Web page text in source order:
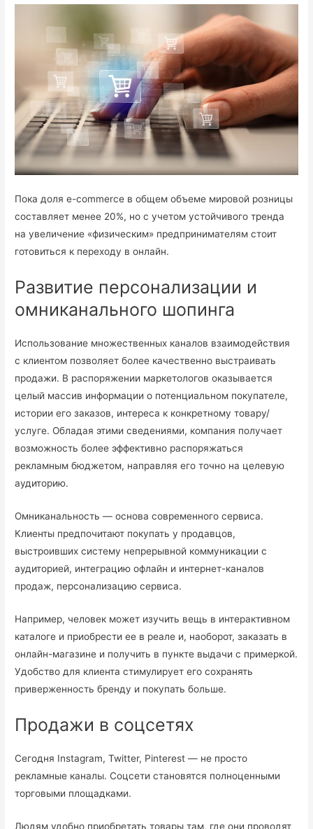
Пока доля e-commerce в общем объеме мировой розницы
составляет менее 20%, но с учетом устойчивого тренда
на увеличение «физическим» предпринимателям стоит
готовиться к переходу в онлайн.
Развитие персонализации и
омниканального шопинга
Использование множественных каналов взаимодействия
с клиентом позволяет более качественно выстраивать
продажи. В распоряжении маркетологов оказывается
целый массив информации о потенциальном покупателе,
истории его заказов, интереса к конкретному товару/
услуге. Обладая этими сведениями, компания получает
возможность более эффективно распоряжаться
рекламным бюджетом, направляя его точно на целевую
аудиторию.
Омниканальность — основа современного сервиса.
Клиенты предпочитают покупать у продавцов,
выстроивших систему непрерывной коммуникации с
аудиторией, интеграцию офлайн и интернет-каналов
продаж, персонализацию сервиса.
Например, человек может изучить вещь в интерактивном
каталоге и приобрести ее в реале и, наоборот, заказать в
онлайн-магазине и получить в пункте выдачи с примеркой.
Удобство для клиента стимулирует его сохранять
приверженность бренду и покупать больше.
Продажи в соцсетях
Сегодня Instagram, Twitter, Pinterest — не просто
рекламные каналы. Соцсети становятся полноценными
торговыми площадками.
Людям удобно приобретать товары там, где они проводят